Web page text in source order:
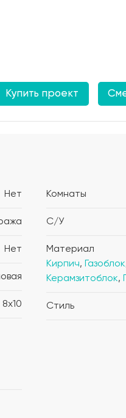
Купить проект
Нет
Нет
8x10
Комнаты
С/У
Материал
Кирпич, Газоблок
Керамзитоблок,
Стиль